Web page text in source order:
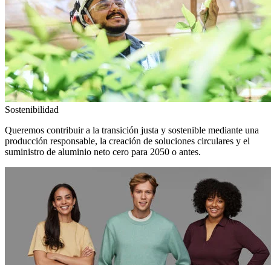
Sostenibilidad
Queremos contribuir a la transición justa y sostenible mediante una
producción responsable, la creación de soluciones circulares y el
suministro de aluminio neto cero para 2050 o antes.